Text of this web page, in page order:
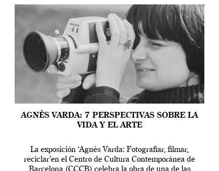
AGNÈS VARDA: 7 PERSPECTIVAS SOBRE LA
VIDA Y EL ARTE
La exposición ‘Agnès Varda: Fotografiar, filmar,
reciclar’en el Centro de Cultura Contemporánea de